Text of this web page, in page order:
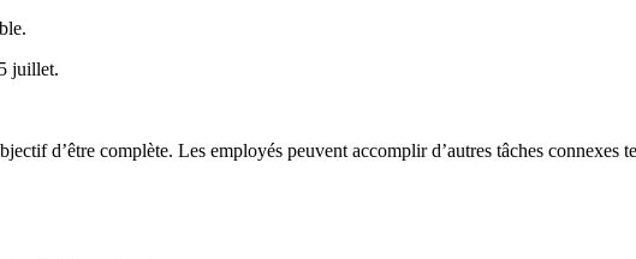
juillet.
d’être complète. Les employés peuvent accomplir d’autres tâches connexes